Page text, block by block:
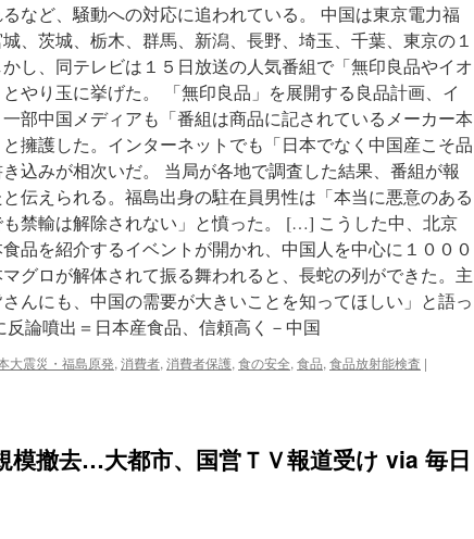
編
＞
（上）
１
キ
ロ
ワ
ッ
ト
時
当
た
り
０．
９
３
円
担
新
聞
など、騒動への対応に追われている。 中国は東京電力福
、茨城、栃木、群馬、新潟、長野、埼玉、千葉、東京の１
し、同テレビは１５日放送の人気番組で「無印良品やイオ
やり玉に挙げた。 「無印良品」を展開する良品計画、イ
部中国メディアも「番組は商品に記されているメーカー本
擁護した。インターネットでも「日本でなく中国産こそ品
込みが相次いだ。 当局が各地で調査した結果、番組が報
伝えられる。福島出身の駐在員男性は「本当に悪意のある
禁輸は解除されない」と憤った。 […] こうした中、北京
品を紹介するイベントが開かれ、中国人を中心に１０００
グロが解体されて振る舞われると、長蛇の列ができた。主
んにも、中国の需要が大きいことを知ってほしい」と語っ
論噴出＝日本産食品、信頼高く－中国
大震災・福島原発, 消費者, 消費者保護, 食の安全, 食品, 食品放射能検査 |
模撤去…大都市、国営ＴＶ報道受け via 毎日